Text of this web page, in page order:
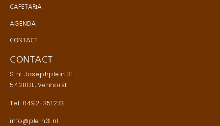
CAFETARIA
AGENDA
CONTACT
CONTACT
Sint Josephplein 31
5428GL, Venhorst
Tel: 0492-351273
info@plein31.nl